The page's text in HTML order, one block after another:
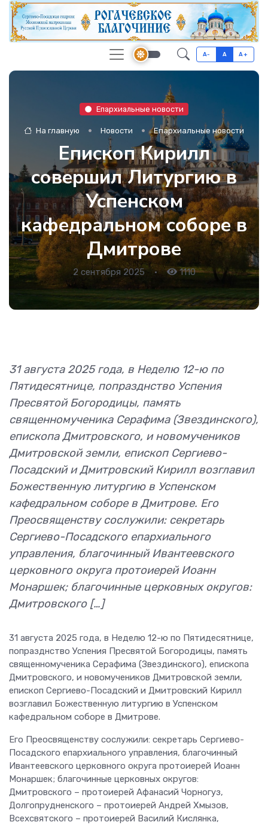
A- A A+
Епархиальные новости
На главную Новости Епархиальные новости
Епископ Кирилл
совершил Литургию в
Успенском
кафедральном соборе в
Дмитрове
2 сентября 2025 • 1110
31 августа 2025 года, в Неделю 12-ю по
Пятидесятнице, попразднство Успения
Пресвятой Богородицы, память
священномученика Серафима (Звездинского),
епископа Дмитровского, и новомучеников
Дмитровской земли, епископ Сергиево-
Посадский и Дмитровский Кирилл возглавил
Божественную литургию в Успенском
кафедральном соборе в Дмитрове. Его
Преосвященству сослужили: секретарь
Сергиево-Посадского епархиального
управления, благочинный Ивантеевского
церковного округа протоиерей Иоанн
Монаршек; благочинные церковных округов:
Дмитровского […]
31 августа 2025 года, в Неделю 12-ю по Пятидесятнице,
попразднство Успения Пресвятой Богородицы, память
священномученика Серафима (Звездинского), епископа
Дмитровского, и новомучеников Дмитровской земли,
епископ Сергиево-Посадский и Дмитровский Кирилл
возглавил Божественную литургию в Успенском
кафедральном соборе в Дмитрове.
Его Преосвященству сослужили: секретарь Сергиево-
Посадского епархиального управления, благочинный
Ивантеевского церковного округа протоиерей Иоанн
Монаршек; благочинные церковных округов:
Дмитровского – протоиерей Афанасий Чорногуз,
Долгопрудненского – протоиерей Андрей Хмызов,
Всехсвятского – протоиерей Василий Кислянка,